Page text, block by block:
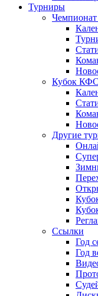
Турниры
Кубок КФС
Другие
Ссылки
Год
Год